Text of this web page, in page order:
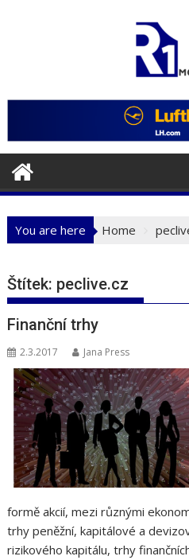
You are here Home
Štítek: peclive.cz
Finanční trhy
2.3.2017 Jana Press
formě akcií, mezi různými
trhy peněžní, kapitálové a
rizikového kapitálu, trhy